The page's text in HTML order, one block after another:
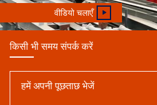
वीडियो चलाएँ
किसी भी समय संपर्क करें